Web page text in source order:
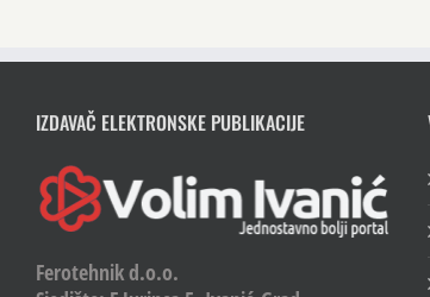
IZDAVAČ ELEKTRONSKE PUBLIKACIJE
Ferotehnik d.o.o.